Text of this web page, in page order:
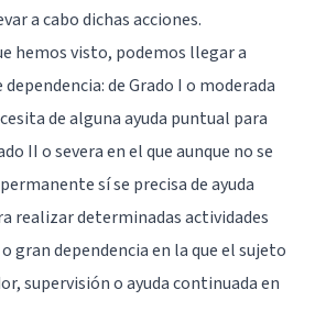
a cabo dichas acciones.
hemos visto, podemos llegar a
de Grado I o moderada
de alguna ayuda puntual para
II o severa en el que aunque no se
sí se precisa de ayuda
realizar determinadas actividades
gran dependencia en la que el sujeto
supervisión o ayuda continuada en